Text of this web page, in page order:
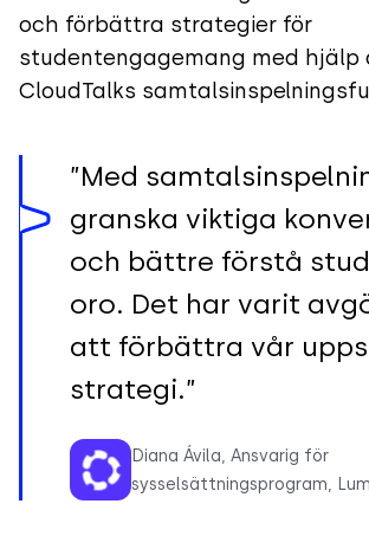
och förbättra strategier för
studentengagemang med hjälp
CloudTalks
”Med
granska viktiga
och bättre förstå
oro. Det har varit
att förbättra vår
strategi.”
Diana Ávila, Ansvarig för
sysselsättningsprogram,